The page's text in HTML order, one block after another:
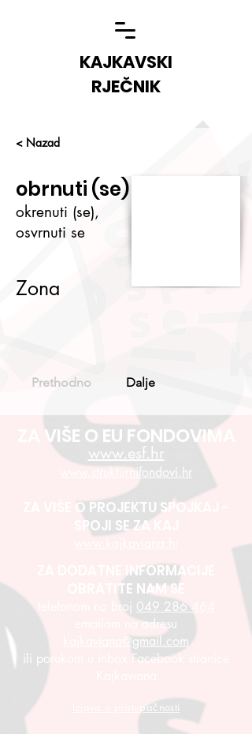
KAJKAVSKI
RJEČNIK
< Nazad
obrnuti (se)
okrenuti (se),
osvrnuti se
Zona
Prethodno Dalje
ZA VIŠE O EU FONDOVIMA
www.esf.hr
www.strukturnifondovi.hr
ZA VIŠE O PROJEKTU SPOJKAJ -
SPOJI SE ZA KAJ
ZA DODATNE INFORMACIJE
OBRATITE NAM SE
telefonom na broj 049 286 464
emailom na adresu
kajkaviana@gmail.com
ili porukom u inbox Facebook stranice
Izjava o pristupačnosti